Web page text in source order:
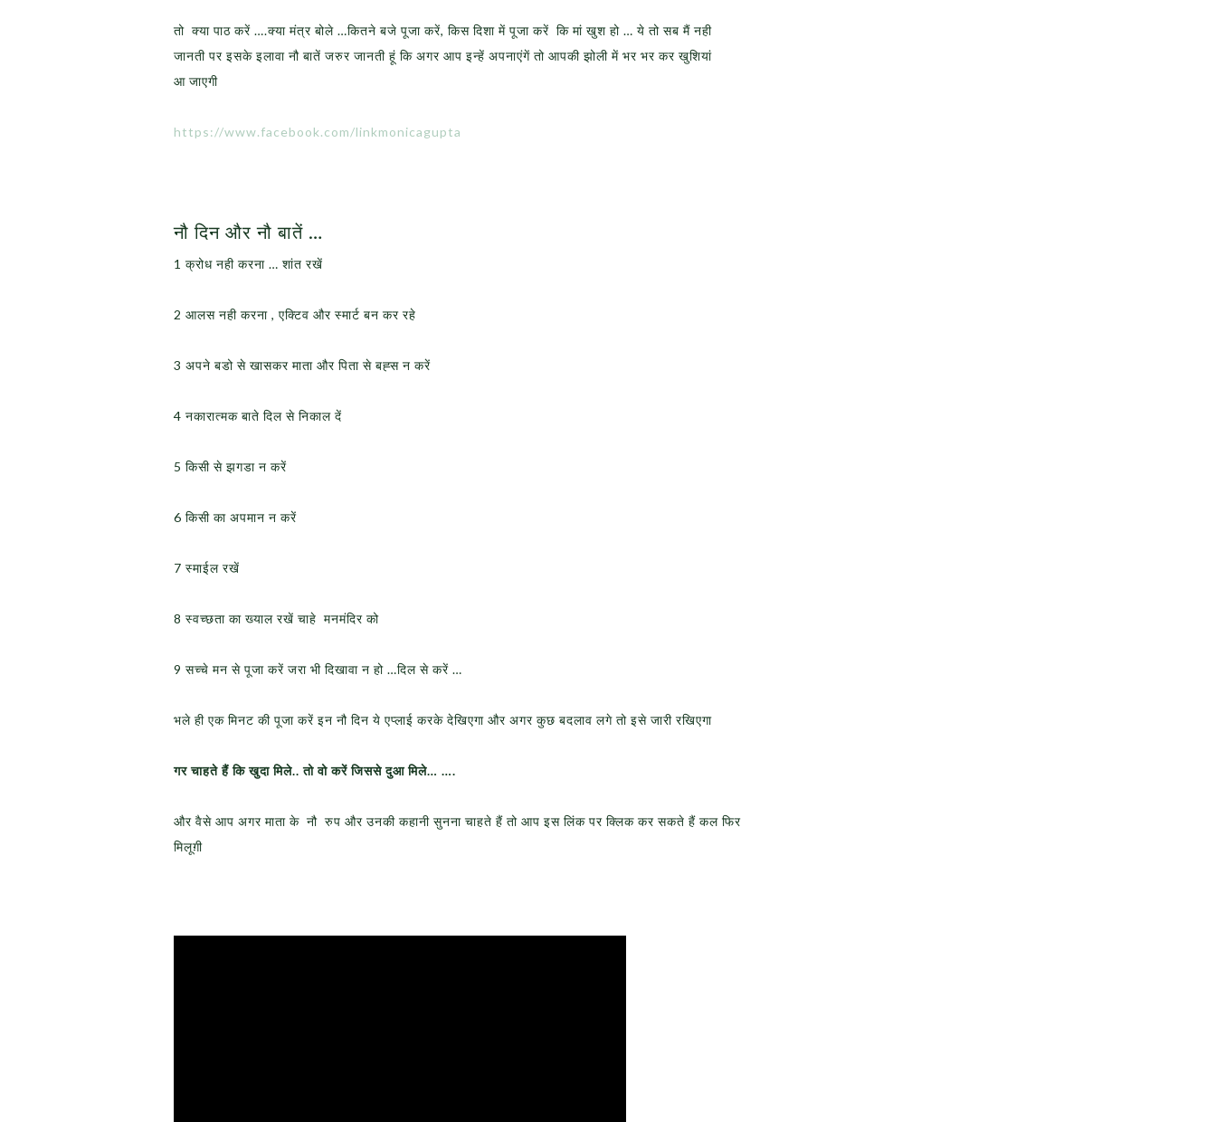
तो क्या पाठ करें ….क्या मंत्र बोले …कितने बजे पूजा करें, किस दिशा में पूजा करें कि मां खुश हो … ये तो सब मैं नही
जानती पर इसके इलावा नौ बातें जरुर जानती हूं कि अगर आप इन्हें अपनाएंगें तो आपकी झोली में भर भर कर खुशियां
आ जाएगी
https://www.facebook.com/linkmonicagupta
नौ दिन और नौ बातें …
1 क्रोध नही करना … शांत रखें
2 आलस नही करना , एक्टिव और स्मार्ट बन कर रहे
3 अपने बडो से खासकर माता और पिता से बह्स न करें
4 नकारात्मक बाते दिल से निकाल दें
5 किसी से झगडा न करें
6 किसी का अपमान न करें
7 स्माईल रखें
8 स्वच्छता का ख्याल रखें चाहे मनमंदिर को
9 सच्चे मन से पूजा करें जरा भी दिखावा न हो …दिल से करें …
भले ही एक मिनट की पूजा करें इन नौ दिन ये एप्लाई करके देखिएगा और अगर कुछ बदलाव लगे तो इसे जारी रखिएगा
गर चाहते हैं कि खुदा मिले.. तो वो करें जिससे दुआ मिले… ….
और वैसे आप अगर माता के नौ रुप और उनकी कहानी सुनना चाहते हैं तो आप इस लिंक पर क्लिक कर सकते हैं कल फिर
मिलूग़ी